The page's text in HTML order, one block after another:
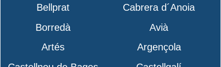
Bellprat
Cabrera d´Anoia
Borredà
Avià
Artés
Argençola